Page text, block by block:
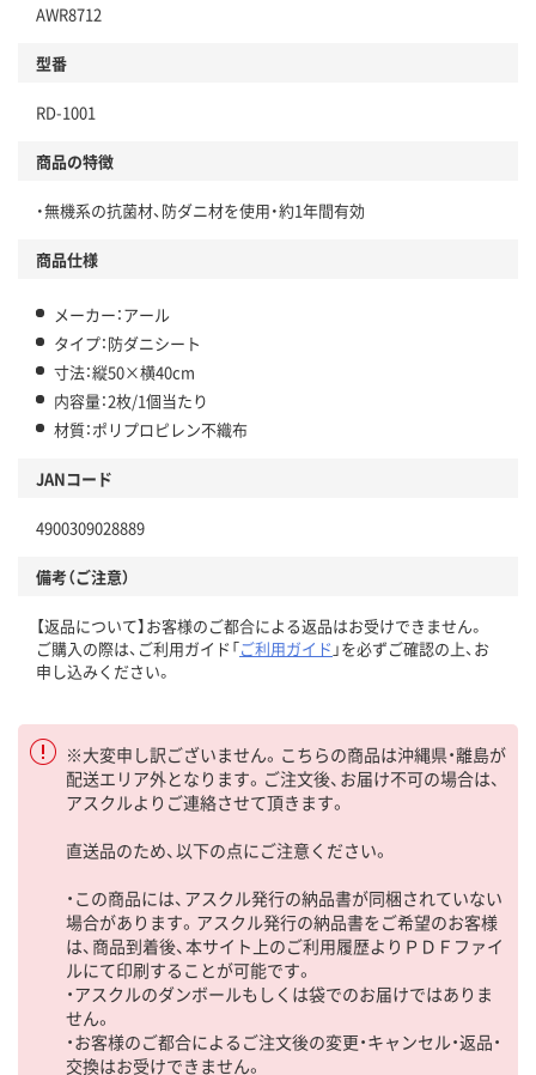
AWR8712
型番
RD-1001
商品の特徴
・無機系の抗菌材、防ダニ材を使用・約1年間有効
商品仕様
メーカー：アール
タイプ：防ダニシート
寸法：縦50×横40cm
内容量：2枚/1個当たり
材質：ポリプロピレン不織布
JANコード
4900309028889
備考（ご注意）
【返品について】お客様のご都合による返品はお受けできません。
ご購入の際は、ご利用ガイド「ご利用ガイド 」を必ずご確認の上、お
申し込みください。
※大変申し訳ございません。こちらの商品は沖縄県・離島が
配送エリア外となります。ご注文後、お届け不可の場合は、
アスクルよりご連絡させて頂きます。
直送品のため、以下の点にご注意ください。
・この商品には、アスクル発行の納品書が同梱されていない
場合があります。アスクル発行の納品書をご希望のお客様
は、商品到着後、本サイト上のご利用履歴よりＰＤＦファイ
ルにて印刷することが可能です。
・アスクルのダンボールもしくは袋でのお届けではありま
せん。
・お客様のご都合によるご注文後の変更・キャンセル・返品・
交換はお受けできません。